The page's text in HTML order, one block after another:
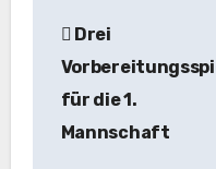
Drei
für die 1.
Mannschaft